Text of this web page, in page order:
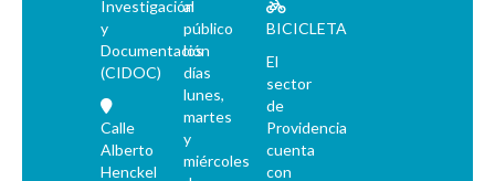
Investigación
y
Documentación
(CIDOC)
Calle
Alberto
Henckel
al
público
los
días
lunes,
martes
y
miércoles
BICICLETA
El
sector
de
Providencia
cuenta
con